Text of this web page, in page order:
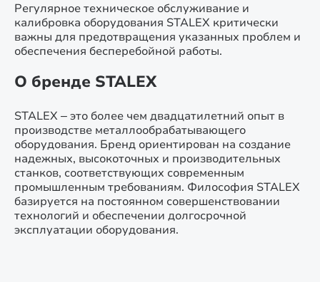
Регулярное техническое обслуживание и
калибровка оборудования STALEX критически
важны для предотвращения указанных проблем и
обеспечения бесперебойной работы.
О бренде STALEX
STALEX – это более чем двадцатилетний опыт в
производстве металлообрабатывающего
оборудования. Бренд ориентирован на создание
надежных, высокоточных и производительных
станков, соответствующих современным
промышленным требованиям. Философия STALEX
базируется на постоянном совершенствовании
технологий и обеспечении долгосрочной
эксплуатации оборудования.